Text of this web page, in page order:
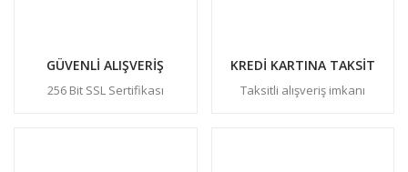
GÜVENLİ ALIŞVERİŞ
256 Bit SSL Sertifikası
KREDİ KARTINA TAKSİT
Taksitli alışveriş imkanı